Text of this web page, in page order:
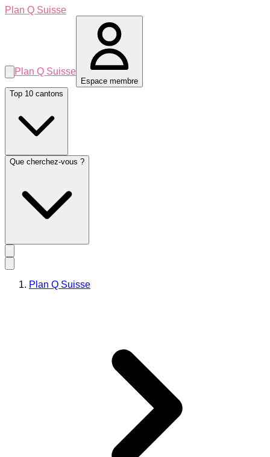
Plan Q Suisse
Plan Q Suisse
Espace membre
Top 10 cantons
Que cherchez-vous ?
Plan Q Suisse